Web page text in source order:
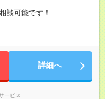
談可能です！
詳細へ
ービス